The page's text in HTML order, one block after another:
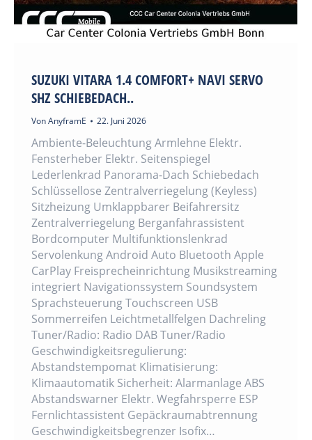
SUZUKI VITARA 1.4 COMFORT+ NAVI SERVO
SHZ SCHIEBEDACH..
VonAnyframE 22. Juni 2026
Ambiente-Beleuchtung Armlehne Elektr.
Fensterheber Elektr. Seitenspiegel
Lederlenkrad Panorama-Dach Schiebedach
Schlüssellose Zentralverriegelung (Keyless)
Sitzheizung Umklappbarer Beifahrersitz
Zentralverriegelung Berganfahrassistent
Bordcomputer Multifunktionslenkrad
Servolenkung Android Auto Bluetooth Apple
CarPlay Freisprecheinrichtung Musikstreaming
integriert Navigationssystem Soundsystem
Sprachsteuerung Touchscreen USB
Sommerreifen Leichtmetallfelgen Dachreling
Tuner/Radio: Radio DAB Tuner/Radio
Geschwindigkeitsregulierung:
Abstandstempomat Klimatisierung:
Klimaautomatik Sicherheit: Alarmanlage ABS
Abstandswarner Elektr. Wegfahrsperre ESP
Fernlichtassistent Gepäckraumabtrennung
Geschwindigkeitsbegrenzer Isofix…